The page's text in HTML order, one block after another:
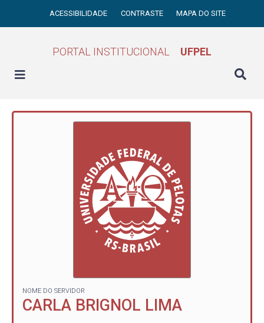
ACESSIBILIDADE CONTRASTE MAPA DO SITE
PORTAL INSTITUCIONAL UFPEL
NOME DO SERVIDOR
CARLA BRIGNOL LIMA